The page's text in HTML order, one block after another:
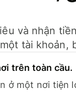
và nhận
tài khoản,
trên toàn cầu.
ở một nơi tiện